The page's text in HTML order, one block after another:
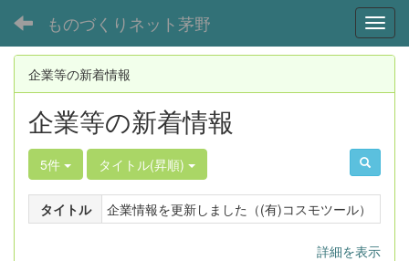
ものづくりネット茅野
企業等の新着情報
企業等の新着情報
5件 タイトル(昇順)
タイトル 企業情報を更新しました（(有)コスモツール）
詳細を表示